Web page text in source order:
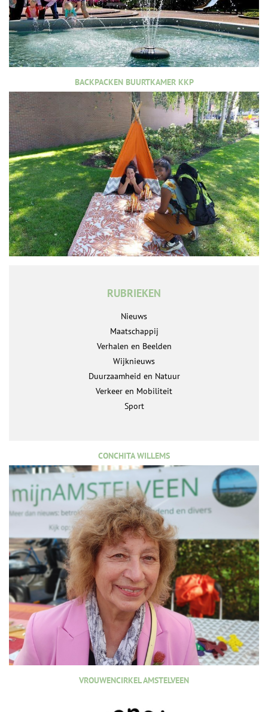
BACKPACKEN BUURTKAMER KKP
RUBRIEKEN
Nieuws
Maatschappij
Verhalen en Beelden
Wijknieuws
Duurzaamheid en Natuur
Verkeer en Mobiliteit
Sport
CONCHITA WILLEMS
VROUWENCIRKEL AMSTELVEEN